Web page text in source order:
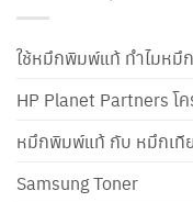
ใช้หมึกพิมพ์แท้ ทำไมหมึ
HP Planet Partners โ
หมึกพิมพ์แท้ กับ หมึกเที
Samsung Toner